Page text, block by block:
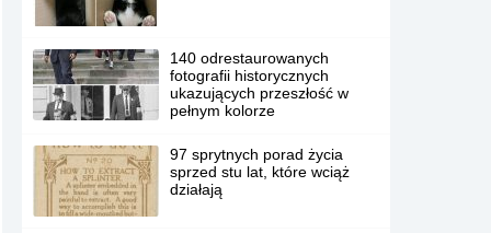
140 odrestaurowanych
fotografii historycznych
ukazujących przeszłość w
pełnym kolorze
97 sprytnych porad życia
sprzed stu lat, które wciąż
działają